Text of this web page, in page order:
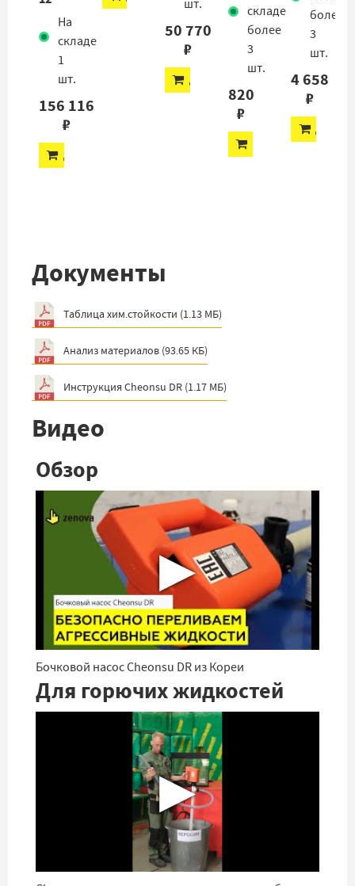
На
складе
1
шт.
156 116
₽
ДОБАВИТЬ
шт.
50 770
₽
ДОБАВИТЬ
складе
более
3
шт.
820
₽
ДОБАВИТЬ
более
3
шт.
4 658
₽
Документы
Таблица хим.стойкости (1.13 МБ)
Анализ материалов (93.65 КБ)
Инструкция Cheonsu DR (1.17 МБ)
Видео
Обзор
▶
Бочковой насос Cheonsu DR из Кореи
Для горючих жидкостей
▶